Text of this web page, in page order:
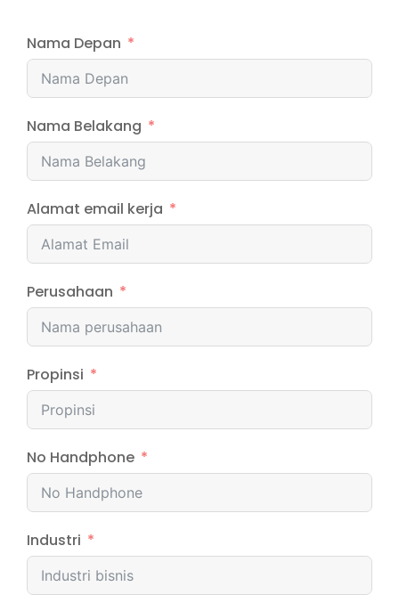
Nama Depan
Nama Belakang
Alamat email kerja
Perusahaan
Propinsi
No Handphone
Industri